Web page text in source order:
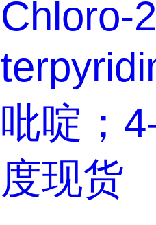
Chloro-
吡啶；
度现货